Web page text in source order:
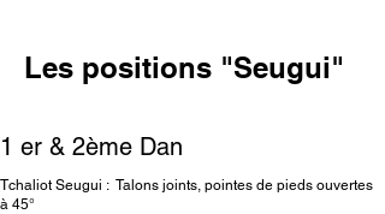
Les positions "Seugui"
1 er & 2ème Dan
Tchaliot Seugui : Talons joints, pointes de pieds ouvertes
à 45°